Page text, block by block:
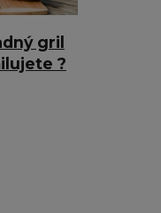
gril
?